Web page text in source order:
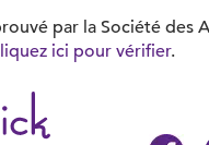
par la Société des
ici pour vérifier.